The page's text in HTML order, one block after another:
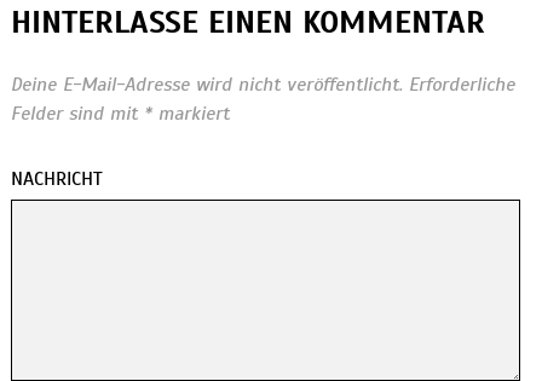
HINTERLASSE EINEN KOMMENTAR
Deine E-Mail-Adresse wird nicht veröffentlicht. Erforderliche
Felder sind mit *markiert
NACHRICHT